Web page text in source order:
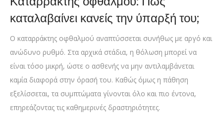
καταλαβαίνει κανείς την ύπαρξή του;
Ο καταρράκτης οφθαλμού αναπτύσσεται συνήθως με αργό και
ανώδυνο ρυθμό. Στα αρχικά στάδια, η θόλωση μπορεί να
είναι τόσο μικρή, ώστε ο ασθενής να μην αντιλαμβάνεται
καμία διαφορά στην όρασή του. Καθώς όμως η πάθηση
εξελίσσεται, τα συμπτώματα γίνονται όλο και πιο έντονα,
επηρεάζοντας τις καθημερινές δραστηριότητες.